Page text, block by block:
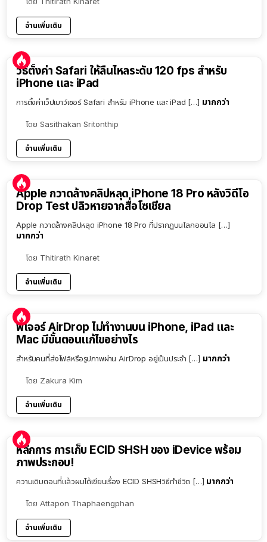
อ่านเพิ่มเติม
วิธีตั้งค่า Safari ให้ลื่นไหลระดับ 120 fps สำหรับ
iPhone และ iPad
การตั้งค่าเว็ปเบาว์เซอร์ Safari สำหรับ iPhone และ iPad […] มากกว่า
โดย Sasithakan Sritonthip
อ่านเพิ่มเติม
Apple กวาดล้างคลิปหลุด iPhone 18 Pro หลังวิดีโอ
Drop Test ปลิวหายจากสื่อโซเชียล
Apple กวาดล้างคลิปหลุด iPhone 18 Pro ที่ปรากฏบนโลกออนไล […]
มากกว่า
โดย Thitirath Kinaret
อ่านเพิ่มเติม
ฟีเจอร์ AirDrop ไม่ทำงานบน iPhone, iPad และ
Mac มีขั้นตอนแก้ไขอย่างไร
สำหรับคนที่ส่งไฟล์หรือรูปภาพผ่าน AirDrop อยู่เป็นประจำ […] มากกว่า
โดย Zakura Kim
อ่านเพิ่มเติม
หลักการ การเก็บ ECID SHSH ของ iDevice พร้อม
ภาพประกอบ!
ความเดิมตอนที่แล้วผมได้เขียนเรื่อง ECID SHSHวิธีทำชีวิต […] มากกว่า
โดย Attapon Thaphaengphan
อ่านเพิ่มเติม